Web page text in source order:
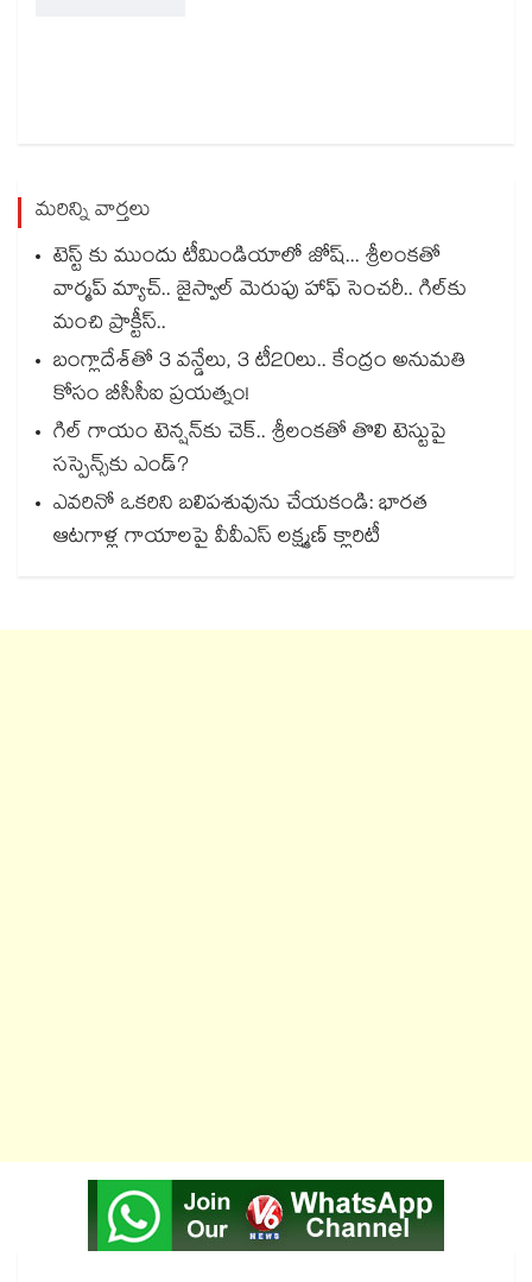
మరిన్ని వార్తలు
టెస్ట్ కు ముందు టీమిండియాలో జోష్... శ్రీలంకతో
వార్మప్ మ్యాచ్.. జైస్వాల్‌‌ మెరుపు హాఫ్‌‌ సెంచరీ.. గిల్‌‌కు
మంచి ప్రాక్టీస్‌‌..
బంగ్లాదేశ్⁬తో 3 వన్డేలు, 3 టీ20లు.. కేంద్రం అనుమతి
కోసం బీసీసీఐ ప్రయత్నం!
గిల్ గాయం టెన్షన్‌కు చెక్.. శ్రీలంకతో తొలి టెస్టుపై
సస్పెన్స్‌కు ఎండ్?
ఎవరినో ఒకరిని బలిపశువును చేయకండి: భారత
ఆటగాళ్ల గాయాలపై వీవీఎస్ లక్ష్మణ్ క్లారిటీ